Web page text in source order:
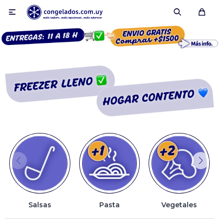

Salsas Pasta Vegetales
Smoothies
Fruta congelada
Pulpas
Pizzas